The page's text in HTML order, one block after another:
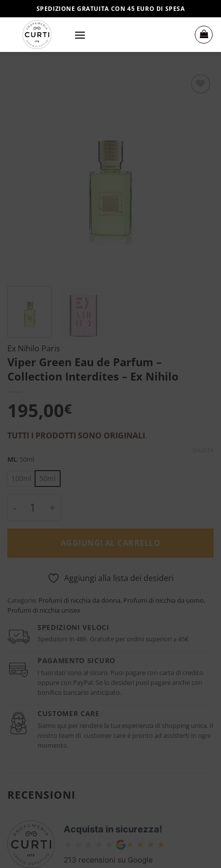
ai
contenuti
SPEDIZIONE GRATUITA CON 45 EURO DI SPESA
Ex Nihilo Paris
Viper Green Eau de Parfum –
Collection Interdites – Ex Nihilo
195,00€
TUTTI I PRODOTTI SONO ORIGINALI.
ML: 50ml
100ml 50ml
Viper Green Eau de Parfum - Collection
AGGIUNGI AL CARRELLO
Aggiungi alla lista dei desideri
Categorie: Profumi di nicchia da donna, Profumi di nicchia da uomo,
Profumi di nicchia unisex
SPEDIZIONI VELOCI
Spedizioni in 48h. Gratuite per ordini superiori a 45€
PAGAMENTO SICURO
I tuoi dati sono al sicuro. Puoi pagare con carta di credito
oppure con PayPal. Se lo desideri puoi pagare anche con
bonifico bancario anticipato.
CUSTOMER CARE
Siamo qui per rendere la tua esperienza di shopping unica. Il
nostro team di customer care è pronto ad assisterti in ogni
momento.
RECENSIONI
Acquista in sicurezza!
213 recensioni su Google